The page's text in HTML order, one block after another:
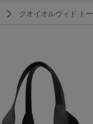
クオイオルヴィド ト